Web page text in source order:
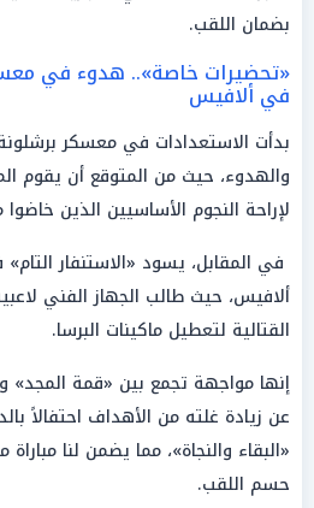
بضمان اللقب.
«تحضيرات خاصة».. هدوء في
في ألافيس
بدأت الاستعدادات في معسكر
والهدوء، حيث من المتوقع أن يقوم
لإراحة النجوم الأساسيين الذين
في المقابل، يسود «الاستنفار
ألافيس، حيث طالب الجهاز الفني
القتالية لتعطيل ماكينات البرسا.
إنها مواجهة تجمع بين «قمة المجد»
عن زيادة غلته من الأهداف احتفالاً
«البقاء والنجاة»، مما يضمن لنا مباراة
حسم اللقب.